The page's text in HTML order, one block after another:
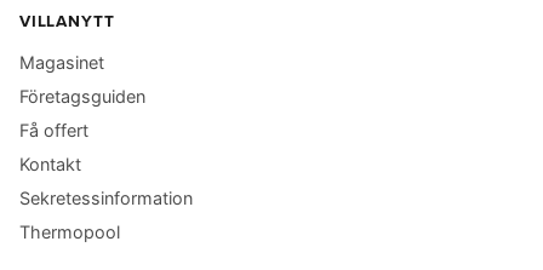
VILLANYTT
Magasinet
Företagsguiden
Få offert
Kontakt
Sekretessinformation
Thermopool